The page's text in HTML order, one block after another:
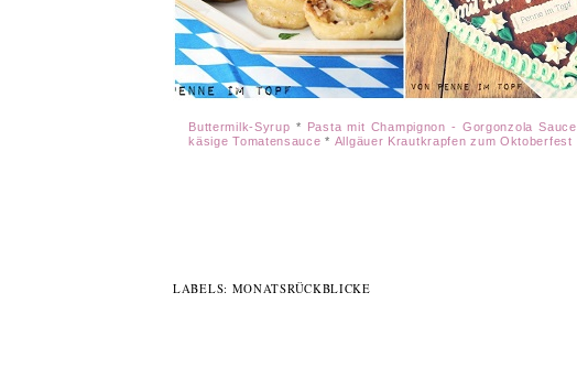
Buttermilk-Syrup * Pasta mit Champignon - Gorgonzola Sauce
käsige Tomatensauce * Allgäuer Krautkrapfen zum Oktoberfest
LABELS: MONATSRÜCKBLICKE